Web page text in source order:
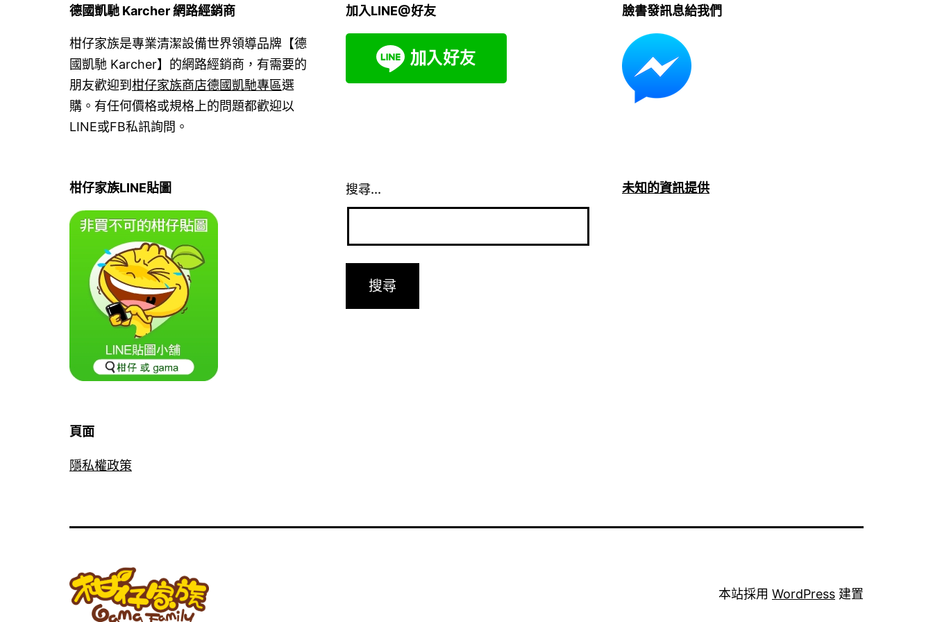
德國凱馳 Karcher 網路經銷商
柑仔家族是專業清潔設備世界領導品牌【德
國凱馳 Karcher】的網路經銷商，有需要的
朋友歡迎到 柑仔家族商店德國凱馳專區選
購。有任何價格或規格上的問題都歡迎以
LINE或FB私訊詢問。
加入LINE@好友 臉書發訊息給我們
柑仔家族LINE貼圖 搜尋... 未知的資訊提供
頁面
隱私權政策
本站採用 WordPress 建置